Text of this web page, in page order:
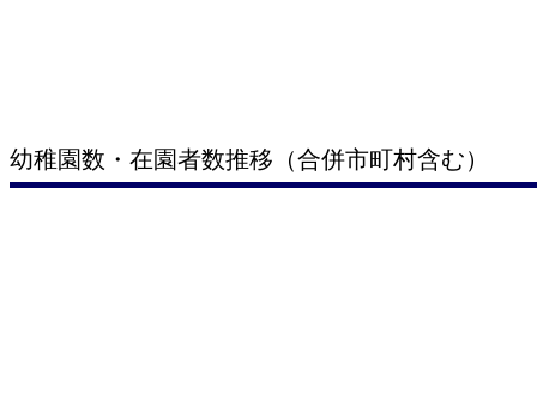
幼稚園数・在園者数推移（合併市町村含む）